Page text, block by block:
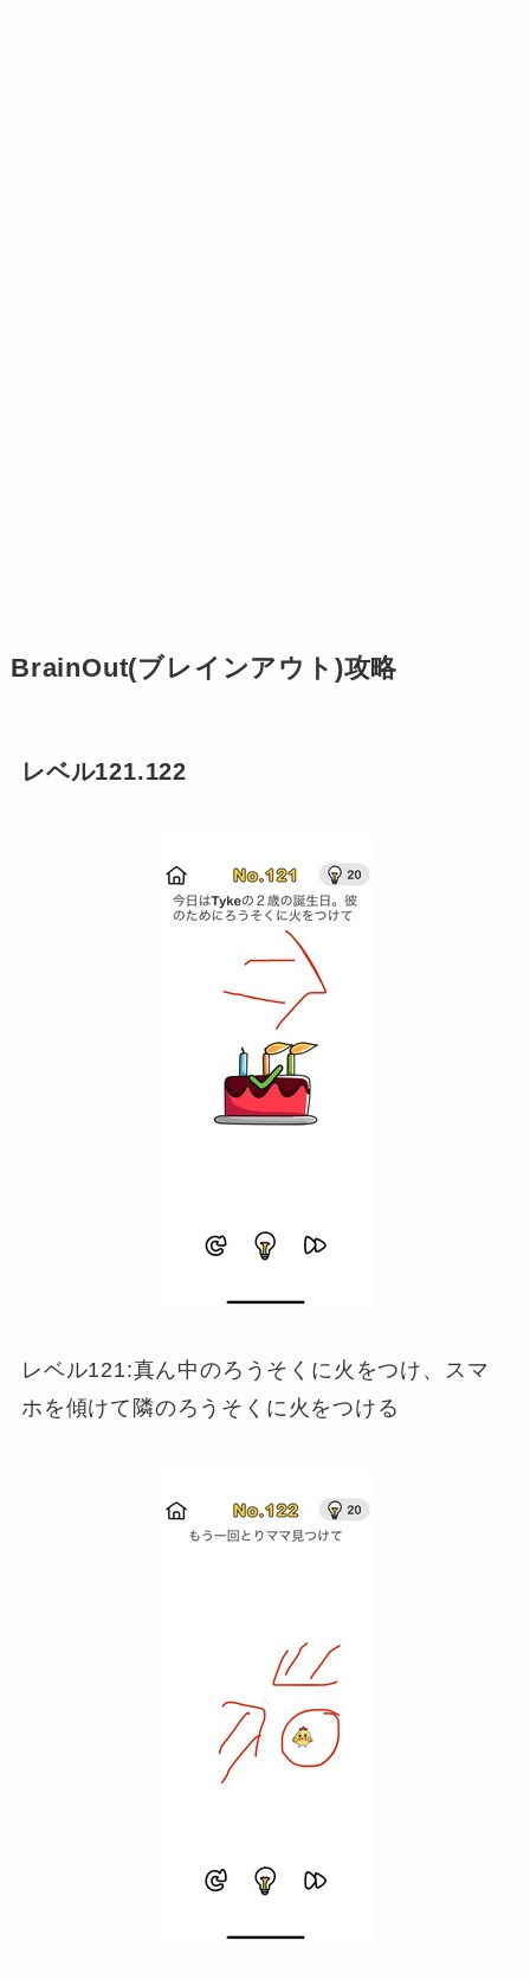
BrainOut(ブレインアウト)攻略
レベル121.122
レベル121:真ん中のろうそくに火をつけ、スマ
ホを傾けて隣のろうそくに火をつける